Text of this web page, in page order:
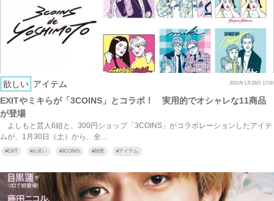
欲しい アイテム 2021年1月29日 17:00
EXITやミキらが「3COINS」とコラボ！ 実用的でオシャレな11商品
が登場
よしもと芸人6組と、300円ショップ「3COINS」がコラボレーションしたアイテ
ムが、1月30日（土）から、全…
#EXIT #お笑い #3COINS #雑貨 #アイテム